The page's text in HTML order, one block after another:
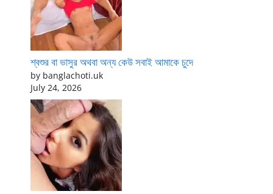
শ্বশুর বা ভাসুর অথবা অন্য কেউ সবাই আমাকে চুদে
by banglachoti.uk
July 24, 2026